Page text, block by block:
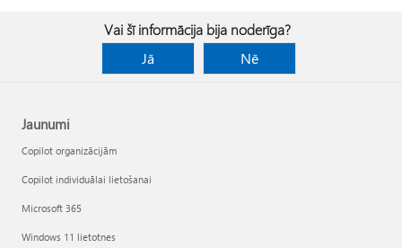
Vai šī informācija bija noderīga?
Jā
Nē
Jaunumi
Copilot organizācijām
Copilot individuālai lietošanai
Microsoft 365
Windows 11 lietotnes